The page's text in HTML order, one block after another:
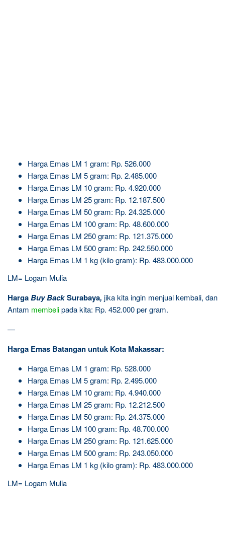
Harga Emas LM 1 gram: Rp. 526.000
Harga Emas LM 5 gram: Rp. 2.485.000
Harga Emas LM 10 gram: Rp. 4.920.000
Harga Emas LM 25 gram: Rp. 12.187.500
Harga Emas LM 50 gram: Rp. 24.325.000
Harga Emas LM 100 gram: Rp. 48.600.000
Harga Emas LM 250 gram: Rp. 121.375.000
Harga Emas LM 500 gram: Rp. 242.550.000
Harga Emas LM 1 kg (kilo gram): Rp. 483.000.000
LM= Logam Mulia
HargaBuy BackSurabaya, jika kita ingin menjual kembali, dan
Antam membelipada kita: Rp. 452.000 per gram.
—
Harga Emas Batangan untuk Kota Makassar:
Harga Emas LM 1 gram: Rp. 528.000
Harga Emas LM 5 gram: Rp. 2.495.000
Harga Emas LM 10 gram: Rp. 4.940.000
Harga Emas LM 25 gram: Rp. 12.212.500
Harga Emas LM 50 gram: Rp. 24.375.000
Harga Emas LM 100 gram: Rp. 48.700.000
Harga Emas LM 250 gram: Rp. 121.625.000
Harga Emas LM 500 gram: Rp. 243.050.000
Harga Emas LM 1 kg (kilo gram): Rp. 483.000.000
LM= Logam Mulia